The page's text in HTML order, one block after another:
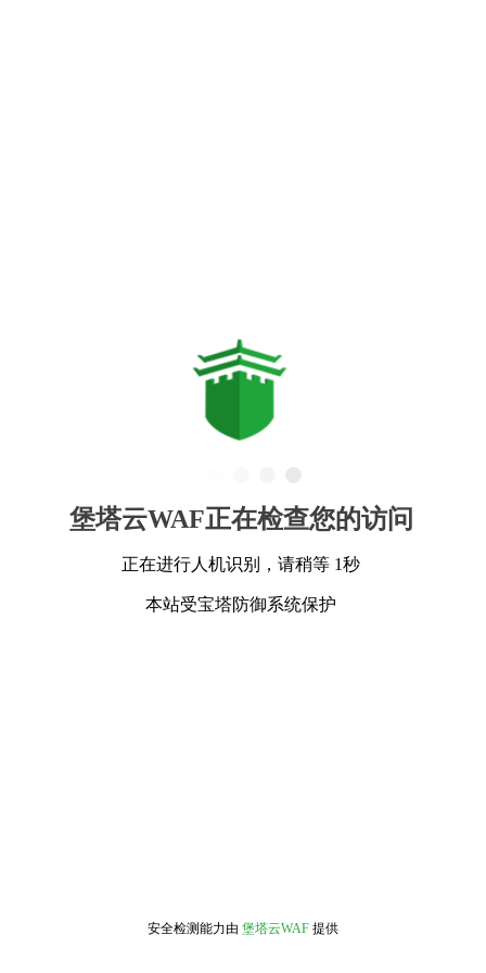
堡塔云WAF正在检查您的访问
正在进行人机识别，请稍等 1秒
本站受宝塔防御系统保护
安全检测能力由 堡塔云WAF 提供